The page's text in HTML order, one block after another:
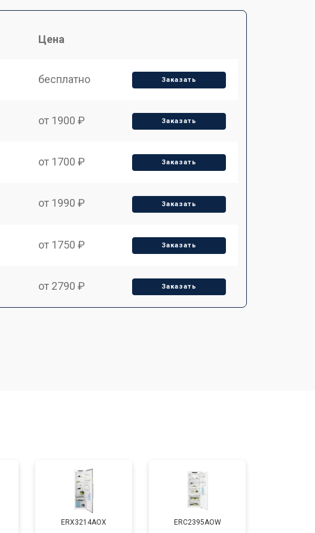
Цена
бесплатно Заказать
от 1900 ₽ Заказать
от 1700 ₽ Заказать
от 1990 ₽ Заказать
от 1750 ₽ Заказать
от 2790 ₽ Заказать
от 1810 ₽ Заказать
ERX3214AOX ERC2395AOW